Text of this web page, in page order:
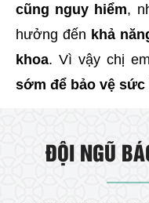
cũng nguy hiểm,
hưởng đến khả
khoa. Vì vậy chị
sớm để bảo vệ sức
ĐỘI NGŨ